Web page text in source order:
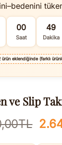
00
Saat
49
Dakika
eklendiğinde (farklı
ve Slip
TL